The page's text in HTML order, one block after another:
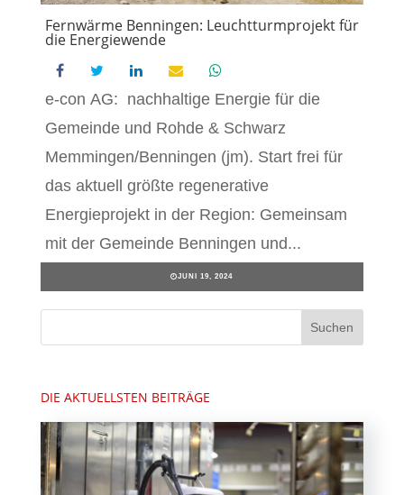
Fernwärme Benningen: Leuchtturmprojekt für
die Energiewende
e-con AG: nachhaltige Energie für die
Gemeinde und Rohde & Schwarz
Memmingen/Benningen (jm). Start frei für
das aktuell größte regenerative
Energieprojekt in der Region: Gemeinsam
mit der Gemeinde Benningen und...
JUNI 19, 2024
DIE AKTUELLSTEN BEITRÄGE